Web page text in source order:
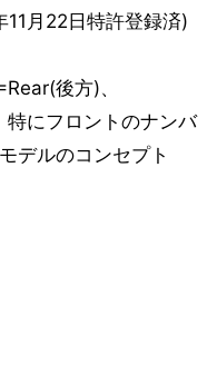
月22日特許登録済)
後方)、
にフロントのナンバ
デルのコンセプト